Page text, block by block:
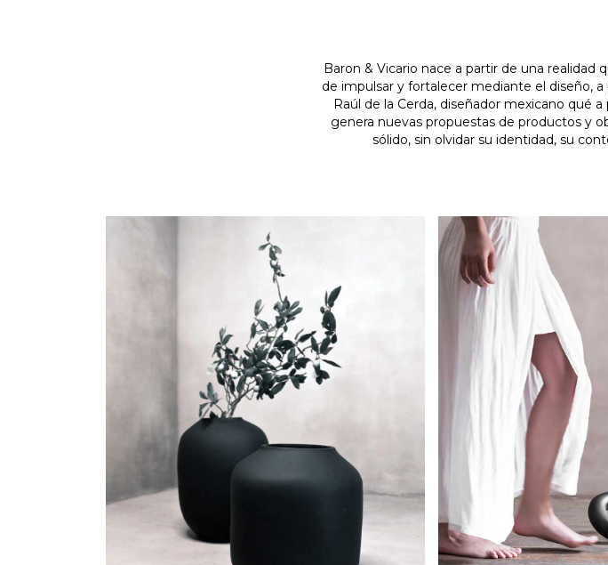
Baron & Vicario nace a partir de una realidad
de impulsar y fortalecer mediante el diseño,
Raúl de la Cerda, diseñador mexicano qué
genera nuevas propuestas de productos y
sólido, sin olvidar su identidad, su